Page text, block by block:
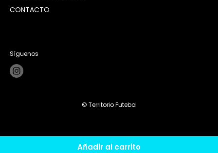
Añadir al carrito
CONTACTO
Síguenos
© Territorio Futebol